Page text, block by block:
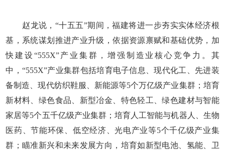
赵龙说，“十五五”期间，福建将进一步夯实实体经济根
基，系统谋划推进产业升级，依据资源禀赋和基础优势，加
快建设“555X”产业集群，增强制造业核心竞争力。其
中，“555X”产业集群包括培育电子信息、现代化工、先进装
备制造、现代纺织鞋服、新能源等5个万亿级产业集群；培育
新材料、绿色食品、新型冶金、特色轻工、绿色建材与智能
家居等5个五千亿级产业集群；培育人工智能与机器人、生物
医药、节能环保、低空经济、光电产业等5个千亿级产业集
群；瞄准新兴和未来发展方向，培育如新型电池、氢能、卫